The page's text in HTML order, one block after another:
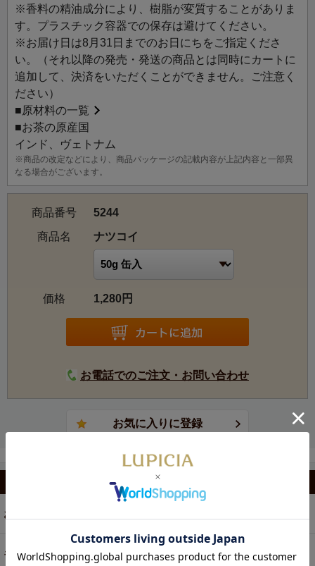
※香料の精油成分により、樹脂が変質することがありま
す。プラスチック容器での保存は避けてください。
※お届け日は8月31日までのお日にちをご指定くださ
い。（それ以降の発売・発送の商品とは同時にカートに
追加して、決済をいただくことができません。ご注意く
ださい）
■原材料の一覧
■お茶の原産国
インド、ヴェトナム
※商品の改定などにより、商品パッケージの記載内容が上記内容と一部異
なる場合がございます。
商品番号
5244
商品名
ナツコイ
価格 1,280円
お電話でのご注文・お問い合わせ
お茶
ギフト